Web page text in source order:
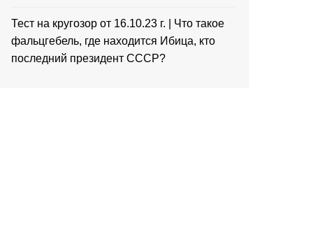
Тест на кругозор от 16.10.23 г. | Что такое
фальцгебель, где находится Ибица, кто
последний президент СССР?